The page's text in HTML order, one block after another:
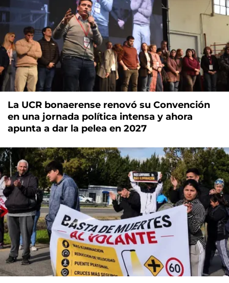
La UCR bonaerense renovó su Convención
en una jornada política intensa y ahora
apunta a dar la pelea en 2027